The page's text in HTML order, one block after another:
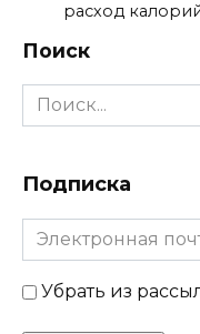
расход
Поиск
Search
for:
Подписка
Убрать из